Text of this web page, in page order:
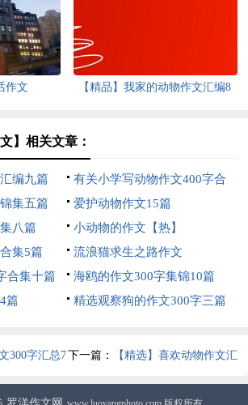
作文
【精品】我家的动物作文汇编8
】相关文章：
编九篇
有关小学写动物作文400字合
集七篇
集五篇
爱护动物作文15篇
八篇
小动物的作文【热】
集5篇
流浪猫求生之路作文
合集十篇
海鸥的作文300字集锦10篇
篇
精选观察狗的作文300字三篇
300字汇总7下一篇： 【精选】喜欢动物作文汇
总5篇